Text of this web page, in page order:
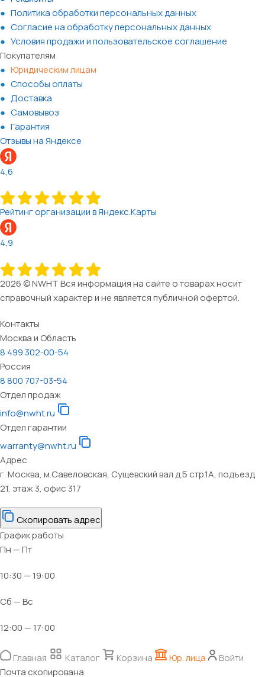
Политика обработки персональных данных
Согласие на обработку персональных данных
Условия продажи и пользовательское соглашение
Покупателям
Юридическим лицам
Способы оплаты
Доставка
Самовывоз
Гарантия
Отзывы на Яндексе
4,6
Рейтинг организации в Яндекс.Карты
4,9
2026 © NWHT Вся информация на сайте о товарах носит
справочный характер и не является публичной офертой.
Контакты
Москва и Область
8 499 302-00-54
Россия
8 800 707-03-54
Отдел продаж
info@nwht.ru
Отдел гарантии
warranty@nwht.ru
Адрес
г. Москва, м.Савеловская, Сущевский вал д.5 стр.1А, подъезд
21, этаж 3, офис 317
Скопировать адрес
График работы
Пн — Пт
10:30 — 19:00
Сб — Вс
12:00 — 17:00
Главная Каталог Корзина Юр. лица
Войти
Почта скопирована